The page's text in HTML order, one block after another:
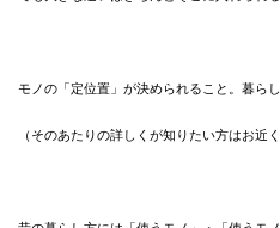
モノの「定位置」が決められること。暮ら
（そのあたりの詳しくが知りたい方はお近